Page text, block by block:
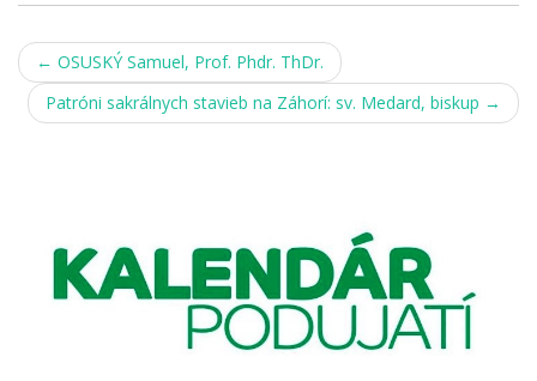
Post
navigation
← OSUSKÝ Samuel, Prof. Phdr. ThDr.
Patróni sakrálnych stavieb na Záhorí: sv. Medard, biskup →